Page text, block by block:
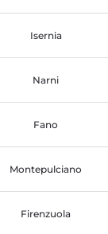
Isernia
Narni
Fano
Montepulciano
Firenzuola